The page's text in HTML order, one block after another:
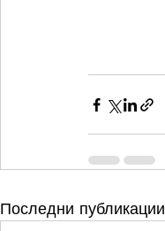
Последни публикации